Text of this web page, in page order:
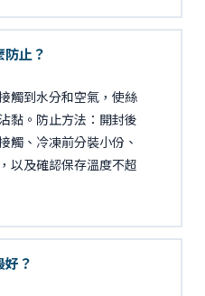
止？
觸到水分和空氣，使絲
黏。防止方法：開封後
觸、冷凍前分裝小份、
以及確認保存溫度不超
？